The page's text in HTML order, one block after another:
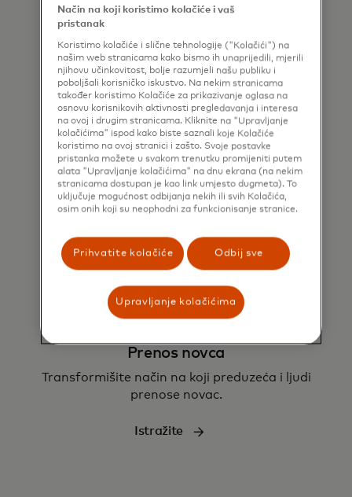
Rješenja za upravljanje rizikom kod
plaćanja s računa na račun
Iskoristite povezanu inteligenciju za
sprečavanje prevara i pranja novca u
stvarnom vremenu.
Istražite
Prenos novca
Transformišite način na koji preduzeća i ljudi
prenose novac.
Istražite
Način na koji koristimo kolačiće i vaš
pristanak
Koristimo kolačiće i slične tehnologije ("Kolačići") na
našim web stranicama kako bismo ih unaprijedili, mjerili
njihovu učinkovitost, bolje razumjeli našu publiku i
poboljšali korisničko iskustvo. Na nekim stranicama
također koristimo Kolačiće za prikazivanje oglasa na
osnovu korisnikovih aktivnosti pregledavanja i interesa
na ovoj i drugim stranicama. Kliknite na "Upravljanje
kolačićima" ispod kako biste saznali koje Kolačiće
koristimo na ovoj stranici i zašto. Svoje postavke
pristanka možete u svakom trenutku promijeniti putem
alata "Upravljanje kolačićima" na dnu ekrana (na nekim
stranicama dostupan je kao link umjesto dugmeta). To
uključuje mogućnost odbijanja nekih ili svih Kolačića,
osim onih koji su neophodni za funkcionisanje stranice.
Prihvatite kolačiće Odbij sve
Upravljanje kolačićima